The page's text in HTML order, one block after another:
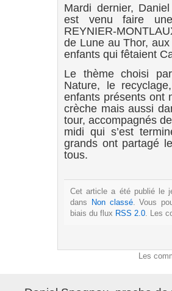
Mardi dernier,
est venu faire
REYNIER-
de Lune au Thor,
enfants qui fêtaient
Le thème choisi
Nature, le
enfants présents ont
crèche mais aussi
tour, accompagnés
midi qui s’est
grands ont partagé
tous.
Cet article a été publié le
dans
Non classé. Vous
biais du flux RSS 2.0. Les
Les